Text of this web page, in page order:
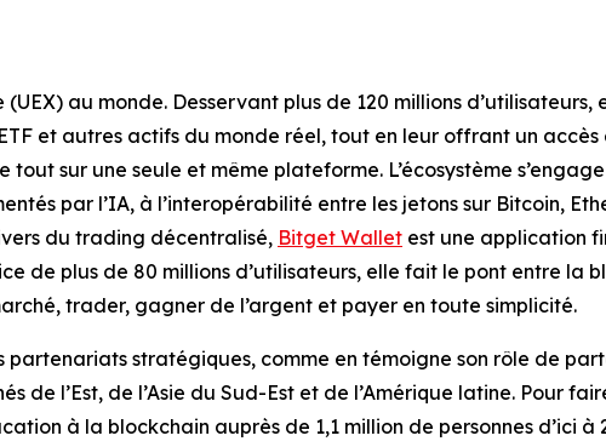
au monde. Desservant plus de 120 millions
et autres actifs du monde réel, tout en leur offrant un accès
tout sur une seule et même plateforme. L’écosystème
par l’IA, à l’interopérabilité entre les jetons sur Bitcoin,
du trading décentralisé, Bitget Wallet est une application
de plus de 80 millions d’utilisateurs, elle fait le pont entre la
trader, gagner de l’argent et payer en toute simplicité.
stratégiques, comme en témoigne son rôle de
de l’Est, de l’Asie du Sud-Est et de l’Amérique latine. Pour
à la blockchain auprès de 1,1 million de personnes d’ici à